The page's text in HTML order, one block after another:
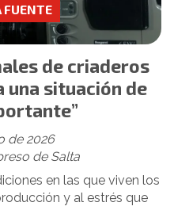
de criaderos
una situación de
de Salta
FUENTE
de 2026
en las que viven los
y al estrés que